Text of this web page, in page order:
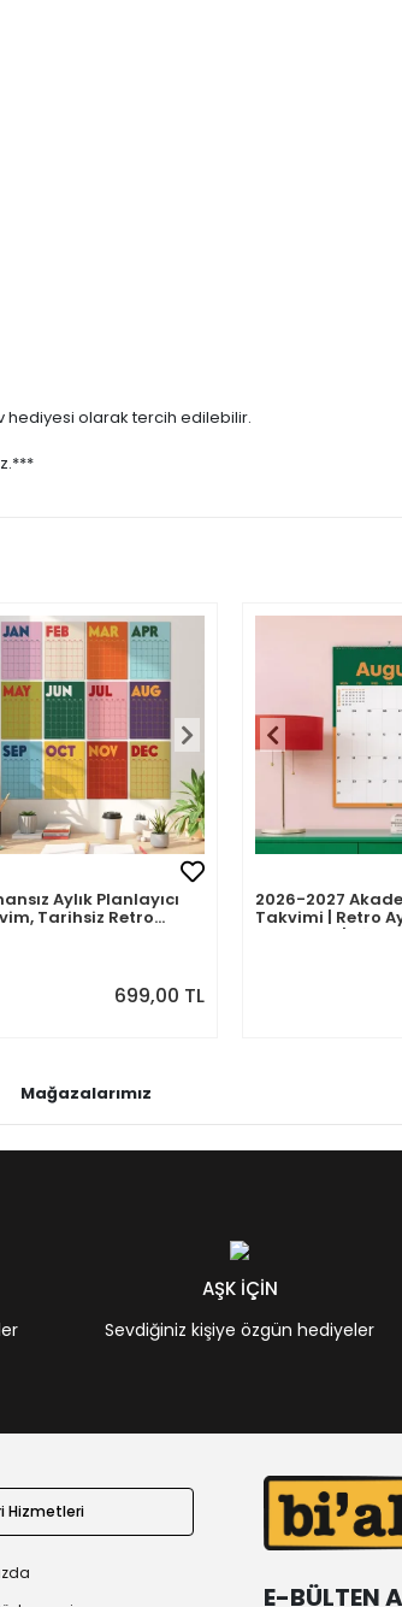
hediyesi olarak tercih edilebilir.
Aylık Planlayıcı
Tarihsiz Retro
699,00 TL
2026-2027
Takvimi | Retro
Planlayıcı |
Mağazalarımız
AŞK İÇİN
Sevdiğiniz kişiye özgün hediyeler
Hizmetleri
E-BÜLTEN